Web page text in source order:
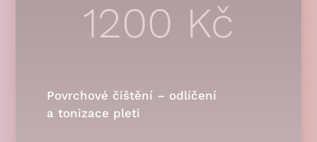
1200 Kč
Povrchové čištění – odlíčení
a tonizace pleti